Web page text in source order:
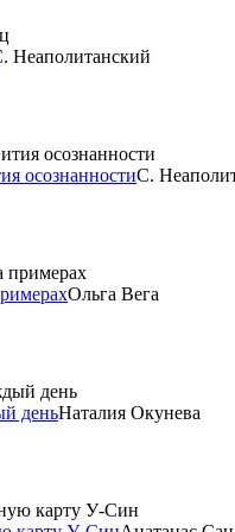
Неаполитанский
осознанностиС.
Ольга Вега
деньНаталия Окунева